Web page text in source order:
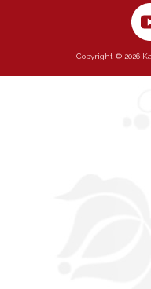
Copyright © 2026